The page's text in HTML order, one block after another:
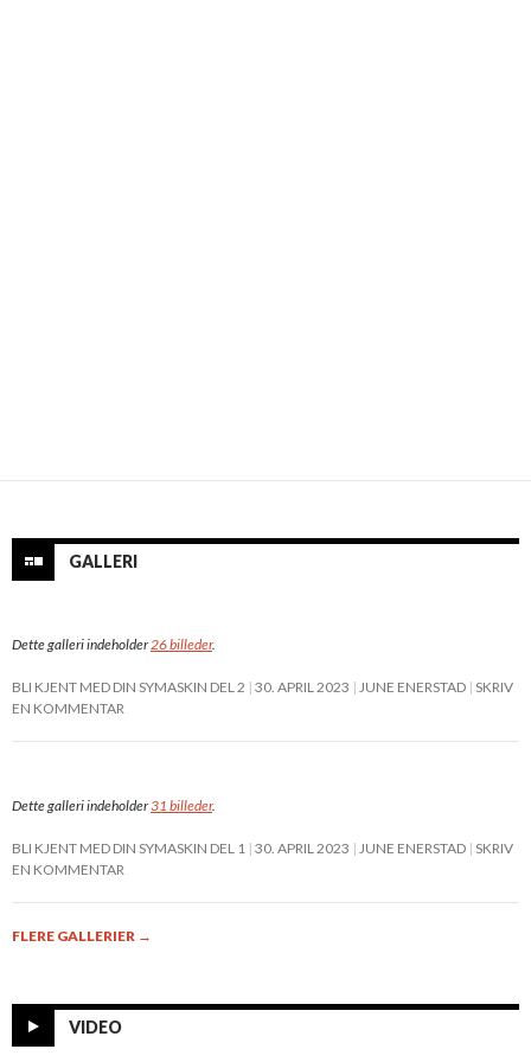
GALLERI
Dette galleri indeholder26 billeder.
BLI KJENT MED DIN SYMASKIN DEL 2 30. APRIL 2023 JUNE ENERSTAD SKRIV
EN KOMMENTAR
Dette galleri indeholder31 billeder.
BLI KJENT MED DIN SYMASKIN DEL 1 30. APRIL 2023 JUNE ENERSTAD SKRIV
EN KOMMENTAR
FLERE GALLERIER →
VIDEO